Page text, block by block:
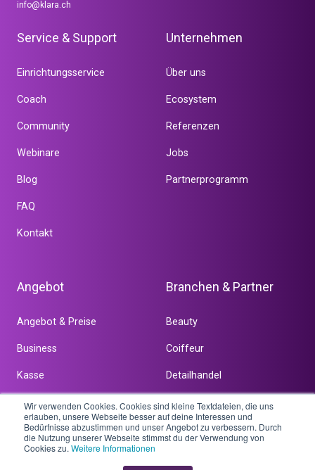
Wir verwenden Cookies. Cookies sind kleine Textdateien, die uns
erlauben, unsere Webseite besser auf deine Interessen und
Bedürfnisse abzustimmen und unser Angebot zu verbessern. Durch
die Nutzung unserer Webseite stimmst du der Verwendung von
Cookies zu. Weitere Informationen
info@klara.ch
Service & Support
Einrichtungsservice
Coach
Community
Webinare
Blog
FAQ
Kontakt
Unternehmen
Über uns
Ecosystem
Referenzen
Jobs
Partnerprogramm
Angebot
Angebot & Preise
Business
Kasse
Online
Team
Branchen & Partner
Beauty
Coiffeur
Detailhandel
Dienstleistung
Weitere